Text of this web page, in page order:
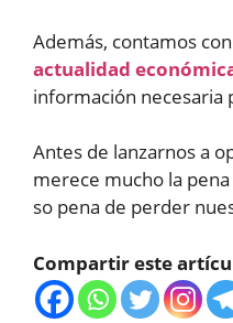
Además, contamos
actualidad
información necesaria
Antes de lanzarnos a
merece mucho la
so pena de perder
Compartir este